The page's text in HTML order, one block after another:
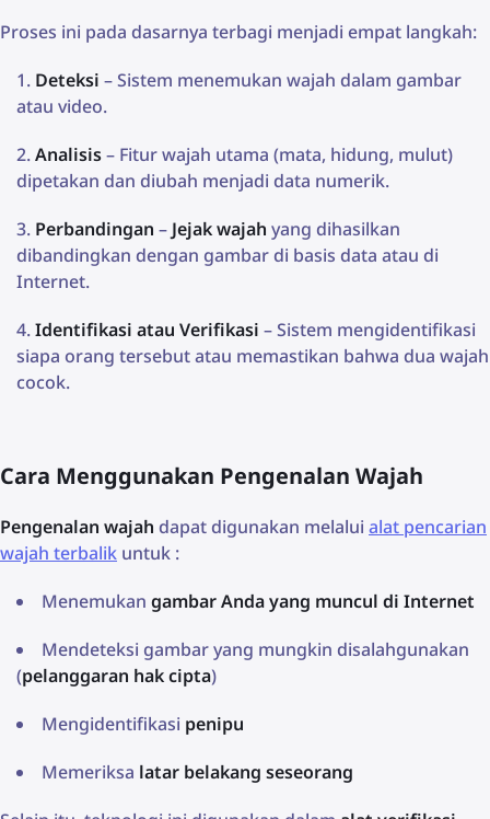
Proses ini pada dasarnya terbagi menjadi empat langkah:
Deteksi – Sistem menemukan wajah dalam gambar
atau video.
Analisis– Fitur wajah utama (mata, hidung, mulut)
dipetakan dan diubah menjadi data numerik.
Perbandingan – Jejak wajah yang dihasilkan
dibandingkan dengan gambar di basis data atau di
Internet.
Identifikasi atau Verifikasi – Sistem mengidentifikasi
siapa orang tersebut atau memastikan bahwa dua wajah
cocok.
Cara Menggunakan Pengenalan Wajah
Pengenalan wajah dapat digunakan melalui alat pencarian
wajah terbalik untuk :
Menemukan gambar Anda yang muncul di Internet
Mendeteksi gambar yang mungkin disalahgunakan
(pelanggaran hak cipta)
Mengidentifikasi penipu
Memeriksa latar belakang seseorang